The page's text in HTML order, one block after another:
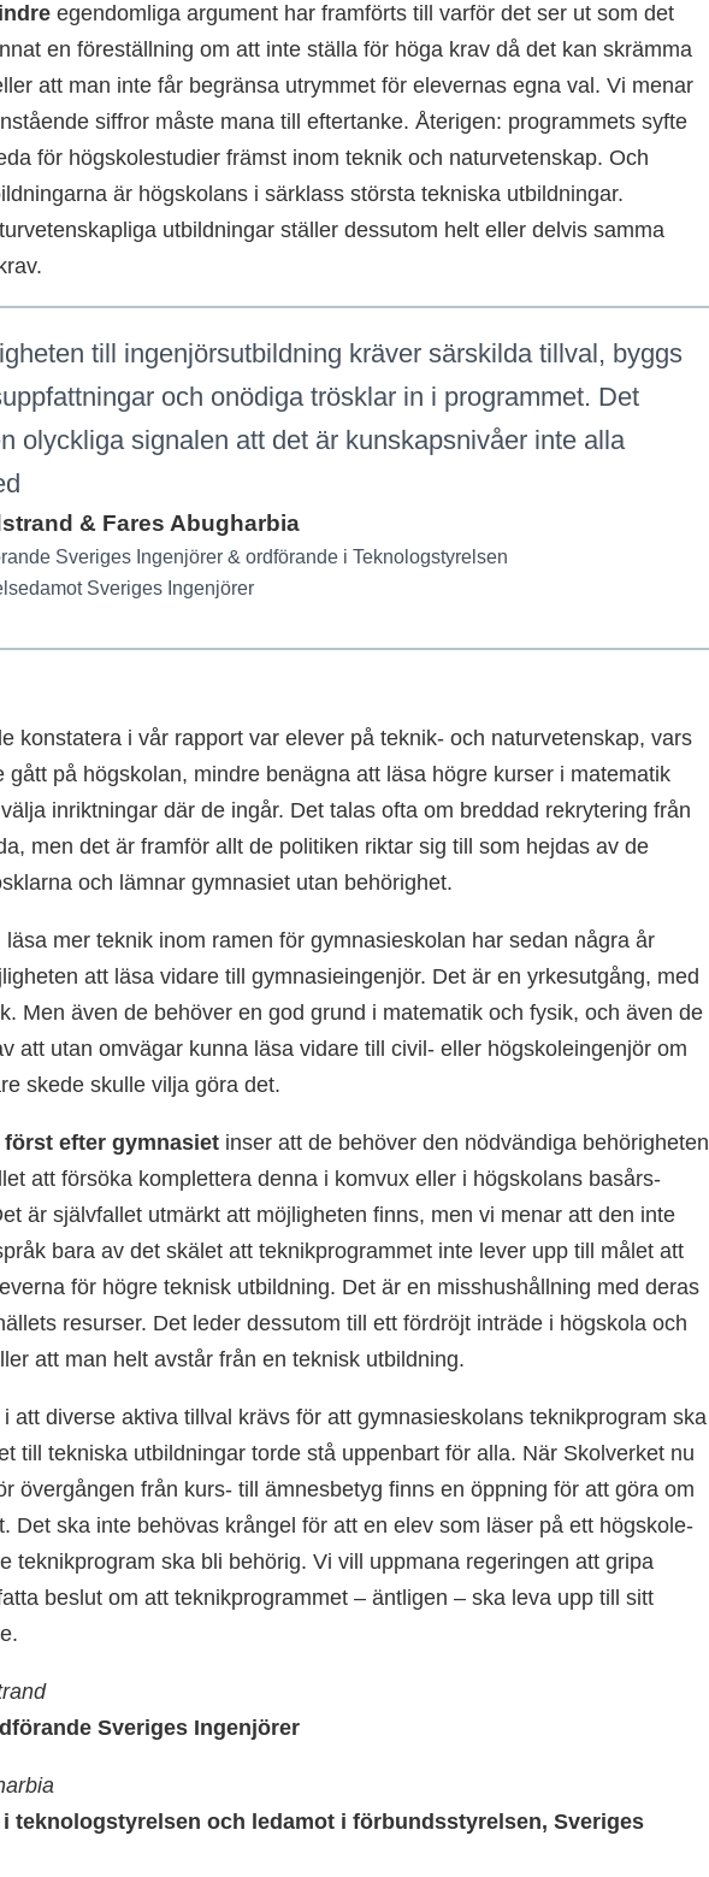
egendomliga argument har framförts till varför det ser ut som det
en föreställning om att inte ställa för höga krav då det kan skrämma
att man inte får begränsa utrymmet för elevernas egna val. Vi menar
siffror måste mana till eftertanke. Återigen: programmets syfte
för högskole­studier främst inom teknik och naturvetenskap. Och
är högskolans i särklass största tekniska utbildningar.
utbildningar ställer dessutom helt eller delvis samma
till ingenjörs­utbildning kräver särskilda tillval, byggs
och onödiga trösklar in i programmet. Det
olyckliga signalen att det är kunskaps­nivåer inte alla
& Fares Abugharbia
Sveriges Ingenjörer & ordförande i Teknolog­styrelsen
Sveriges Ingenjörer
konstatera i vår rapport var elever på teknik- och naturvetenskap, vars
gått på högskolan, mindre benägna att läsa högre kurser i matematik
inriktningar där de ingår. Det talas ofta om breddad rekrytering från
men det är framför allt de politiken riktar sig till som hejdas av de
och lämnar gymnasiet utan behörighet.
läsa mer teknik inom ramen för gymnasie­skolan har sedan några år
att läsa vidare till gymnasie­ingenjör. Det är en yrkesutgång, med
Men även de behöver en god grund i matematik och fysik, och även de
att utan omvägar kunna läsa vidare till civil- eller högskole­ingenjör om
skede skulle vilja göra det.
först efter gymnasietinser att de behöver den nödvändiga behörigheten
att försöka komplettera denna i komvux eller i högskolans basårs­
är självfallet utmärkt att möjligheten finns, men vi menar att den inte
bara av det skälet att teknik­programmet inte lever upp till målet att
för högre teknisk utbildning. Det är en misshushållning med deras
resurser. Det leder dessutom till ett fördröjt inträde i högskola och
att man helt avstår från en teknisk utbildning.
att diverse aktiva tillval krävs för att gymnasie­skolans teknik­program ska
till tekniska utbildningar torde stå uppenbart för alla. När Skolverket nu
övergången från kurs- till ämnesbetyg finns en öppning för att göra om
Det ska inte behövas krångel för att en elev som läser på ett högskole­
teknik­program ska bli behörig. Vi vill uppmana regeringen att gripa
beslut om att teknik­programmet – äntligen – ska leva upp till sitt
Sveriges Ingenjörer
teknolog­styrelsen och ledamot i förbunds­styrelsen, Sveriges